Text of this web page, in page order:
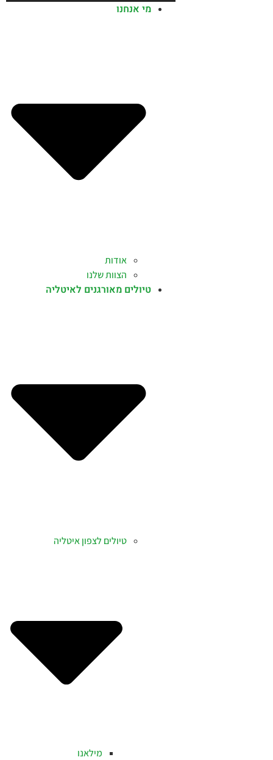
מי אנחנו
אודות
הצוות שלנו
טיולים מאורגנים לאיטליה
טיולים לצפון איטליה
מילאנו